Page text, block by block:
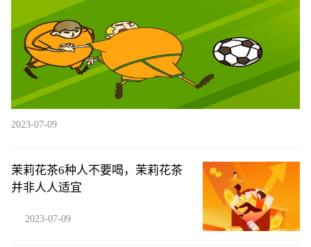
2023-07-09
茉莉花茶6种人不要喝，茉莉花茶
并非人人适宜
2023-07-09